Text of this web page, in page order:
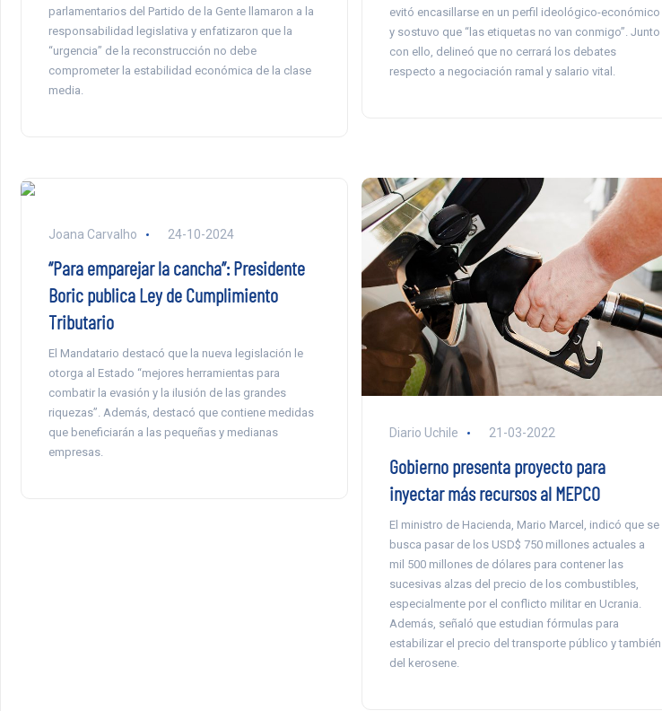
parlamentarios del Partido de la Gente llamaron a la
responsabilidad legislativa y enfatizaron que la
“urgencia” de la reconstrucción no debe
comprometer la estabilidad económica de la clase
media.
evitó encasillarse en un perfil ideológico-económico
y sostuvo que “las etiquetas no van conmigo”. Junto
con ello, delineó que no cerrará los debates
respecto a negociación ramal y salario vital.
Joana Carvalho 24-10-2024
“Para emparejar la cancha”: Presidente
Boric publica Ley de Cumplimiento
Tributario
El Mandatario destacó que la nueva legislación le
otorga al Estado “mejores herramientas para
combatir la evasión y la ilusión de las grandes
riquezas”. Además, destacó que contiene medidas
que beneficiarán a las pequeñas y medianas
empresas.
Diario Uchile 21-03-2022
Gobierno presenta proyecto para
inyectar más recursos al MEPCO
El ministro de Hacienda, Mario Marcel, indicó que se
busca pasar de los USD$ 750 millones actuales a
mil 500 millones de dólares para contener las
sucesivas alzas del precio de los combustibles,
especialmente por el conflicto militar en Ucrania.
Además, señaló que estudian fórmulas para
estabilizar el precio del transporte público y también
del kerosene.